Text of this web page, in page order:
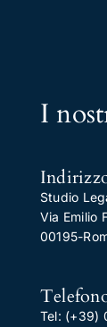
I
Studio
Via Emilio
00195-
Tel: (+39)